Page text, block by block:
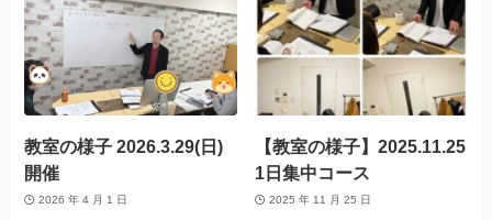
教室の様子 2026.3.29(日)
開催
2026 年 4 月 1 日
【教室の様子】2025.11.25
1日集中コース
2025 年 11 月 25 日